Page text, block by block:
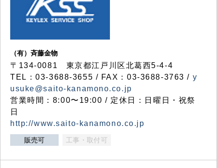
（有）斉藤金物
〒134-0081 東京都江戸川区北葛西5-4-4
TEL：03-3688-3655 / FAX：03-3688-3763 / y
usuke@saito-kanamono.co.jp
営業時間：8:00〜19:00 / 定休日：日曜日・祝祭
日
http://www.saito-kanamono.co.jp
販売可 工事・取付可